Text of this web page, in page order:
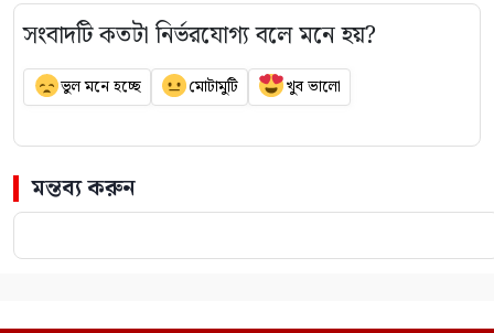
সংবাদটি কতটা নির্ভরযোগ্য বলে মনে হয়?
ভুল মনে হচ্ছে মোটামুটি খুব ভালো
মন্তব্য করুন